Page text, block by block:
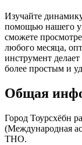
Изучайте
помощью нашего
сможете
любого месяца,
инструмент
более простым и
Общая
Город Тоурсхёбн
(Международная
THO.